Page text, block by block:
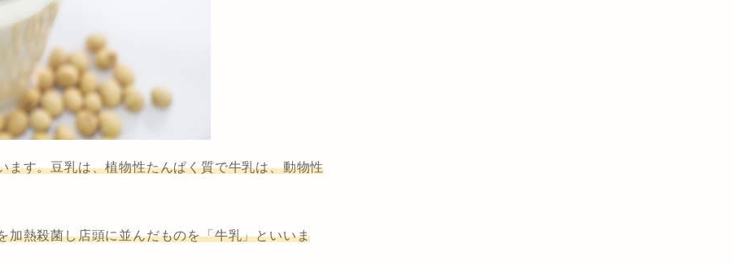
ます。豆乳は、植物性たんぱく質で牛乳は、動物性
加熱殺菌し店頭に並んだものを「牛乳」といいま